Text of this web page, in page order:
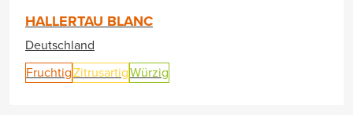
HALLERTAU BLANC
Deutschland
FruchtigZitrusartigWürzig